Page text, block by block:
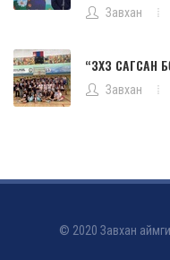
Завхан
“3X3 САГСАН
Завхан
© 2020 Завхан